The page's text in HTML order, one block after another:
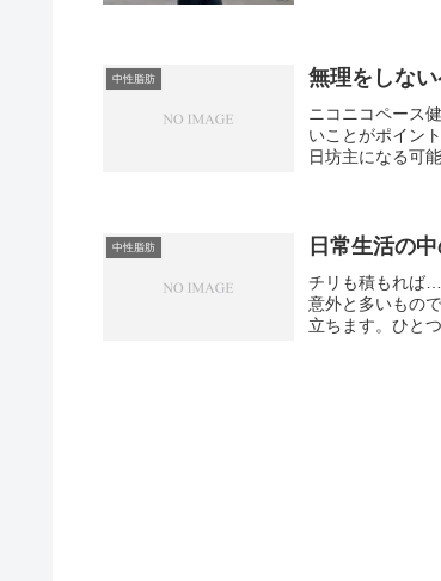
中性脂肪 無理をしな
ニコニコペース
いことがポイン
日坊主になる可
中性脂肪 日常生活の
チリも積もれば
意外と多いもの
立ちます。ひと